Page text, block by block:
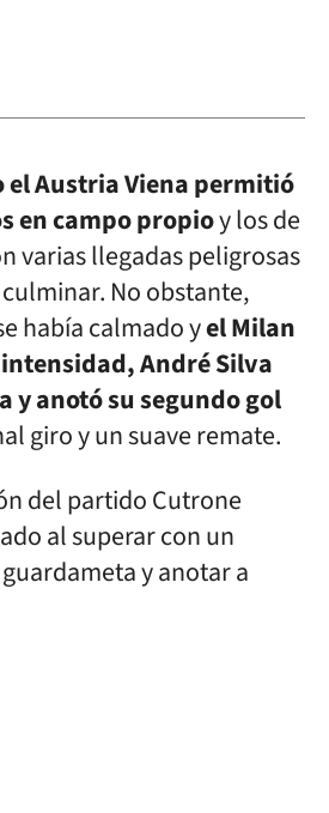
el Austria Viena permitió
en campo propioy los de
varias llegadas peligrosas
No obstante,
había calmado yel Milan
André Silva
y anotó su segundo gol
giro y un suave remate.
del partido Cutrone
al superar con un
y anotar a